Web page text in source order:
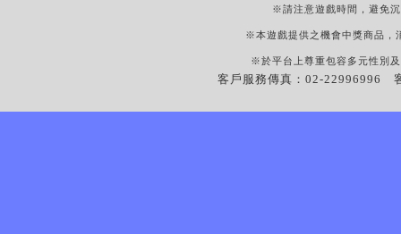
※請注意遊戲時間，避免
※本遊戲提供之機會中獎商品，
※於平台上尊重包容多元性別
客戶服務傳真：02-22996996